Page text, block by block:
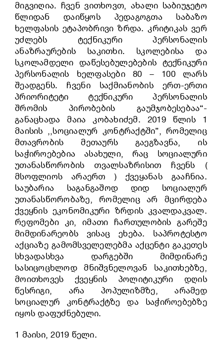
მიგვიღია. ჩვენ ვითხოვთ, ახალი საბიუჯეტო
წლიდან დაიწყოს პედაგოგთა საბაზო
ხელფასის ეტაპობრივი ზრდა. კრიტიკას ვერ
უძლებს ტექნიკური პერსონალის
ანაზრაურების საკითხი. სკოლებისა და
სკოლამდელი დაწესებულებების ტექნიკური
პერსონალის ხელფასები 80 – 100 ლარს
შეადგენს. ჩვენი საქმიანობის ერთ-ერთი
პრიორიტეტი ტექნიკური პერსონალის
შრომის პირობების გაუმჯობესებაა“-
განაცხადა მაია კობახიძემ. 2019 წლის 1
მაისის ,,სოციალურ კონტრაქტში”, რომელიც
მთავრობის მეთაურს გაეგზავნა, ის
საჭიროებებია ასახული, რაც სოციალური
უთანასწორობის თვალსაზრისით ჩვენს (
მსოფლიოს არაერთ ) ქვეყანას გააჩნია.
საუბარია საგანგაშოდ დიდ სოციალურ
უთანასწორობაზე, რომელიც არ მცირდება
ქვეყნის ეკონომიკური ზრდის კვალდაკვალ.
რეფომები კი, იმათი ჩართულობის გარეშე
მიმდინარეობს ვისაც ეხება. საპროტესტო
აქციაზე გამომსველელებმა აქცენტი გაკეთეს
სხვადასხვა დარგებში მიმდინარე
სასიცოცხლოდ მნიშვნელოვან საკითხებზე,
მოითხოვეს ქვეყნის პოლიტიკური დღის
წესრიგი, არა პოპულიზმზე, არამედ
სოციალურ კონტრაქტზე და საჭიროებებზე
იყოს დაფუძნებული.
1 მაისი, 2019 წელი.